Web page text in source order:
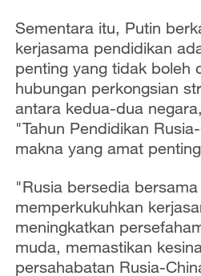
Sementara itu, Putin
kerjasama pendidikan
penting yang tidak boleh
hubungan perkongsian
antara kedua-dua
"Tahun Pendidikan
makna yang amat
"Rusia bersedia
memperkukuhkan
meningkatkan
muda, memastikan
persahabatan Rusia-